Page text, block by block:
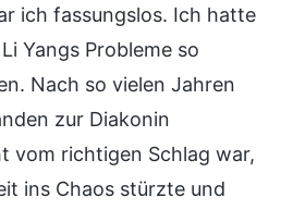
ich fassungslos. Ich hatte
Yangs Probleme so
Nach so vielen Jahren
zur Diakonin
vom richtigen Schlag war,
ins Chaos stürzte und